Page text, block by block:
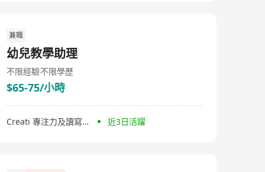
兼職
幼兒教學助理
不限經驗不限學歷
$65-75/小時
Creati 專注力及讀寫中心 近3日活躍